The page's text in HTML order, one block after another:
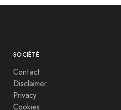
SOCIÉTÉ
Contact
Disclaimer
Privacy
Cookies